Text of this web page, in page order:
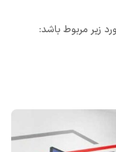
زیر مربوط باشد: